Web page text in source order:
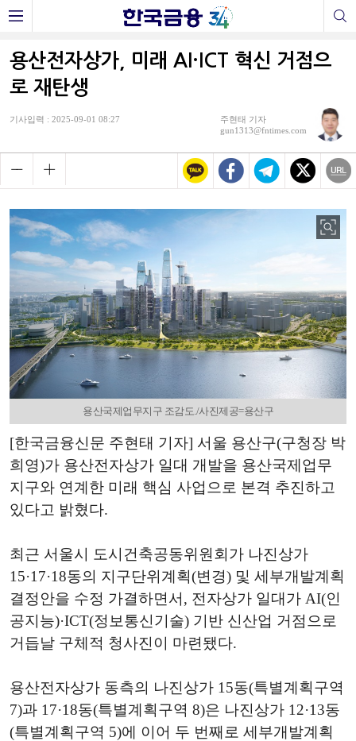
용산전자상가, 미래 AI·ICT 혁신 거점으
로 재탄생
기사입력 : 2025-09-01 08:27
주현태 기자
gun1313@fntimes.com
용산국제업무지구 조감도./사진제공=용산구
[한국금융신문 주현태 기자] 서울 용산구(구청장 박
희영)가 용산전자상가 일대 개발을 용산국제업무
지구와 연계한 미래 핵심 사업으로 본격 추진하고
있다고 밝혔다.
최근 서울시 도시건축공동위원회가 나진상가
15·17·18동의 지구단위계획(변경) 및 세부개발계획
결정안을 수정 가결하면서, 전자상가 일대가 AI(인
공지능)·ICT(정보통신기술) 기반 신산업 거점으로
거듭날 구체적 청사진이 마련됐다.
용산전자상가 동측의 나진상가 15동(특별계획구역
7)과 17·18동(특별계획구역 8)은 나진상가 12·13동
(특별계획구역 5)에 이어 두 번째로 세부개발계획